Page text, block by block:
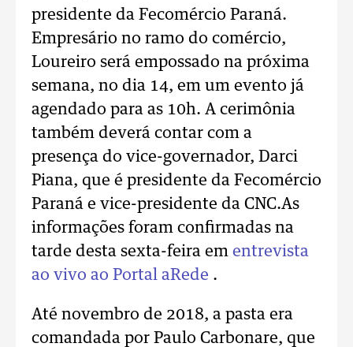
presidente da Fecomércio Paraná.
Empresário no ramo do comércio,
Loureiro será empossado na próxima
semana, no dia 14, em um evento já
agendado para as 10h. A cerimônia
também deverá contar com a
presença do vice-governador, Darci
Piana, que é presidente da Fecomércio
Paraná e vice-presidente da CNC.As
informações foram confirmadas na
tarde desta sexta-feira em entrevista
ao vivo ao Portal aRede .
Até novembro de 2018, a pasta era
comandada por Paulo Carbonare, que